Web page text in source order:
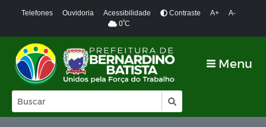
Telefones Ouvidoria Acessibilidade Contraste A+
A-
0ºC
Menu